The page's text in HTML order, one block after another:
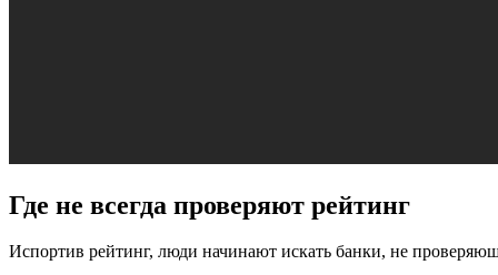
Где не всегда проверяют рейтинг
Испортив рейтинг, люди начинают искать банки, не